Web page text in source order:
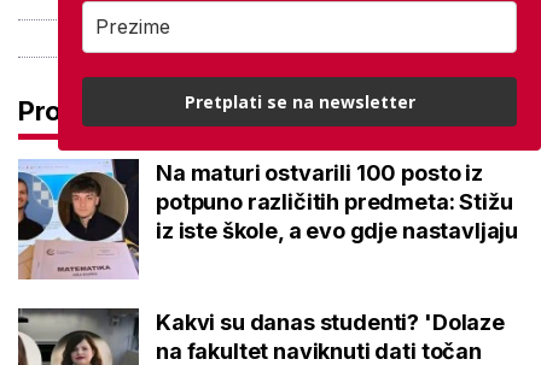
Pročitaj još
Na maturi ostvarili 100 posto iz
potpuno različitih predmeta: Stižu
iz iste škole, a evo gdje nastavljaju
Kakvi su danas studenti? 'Dolaze
na fakultet naviknuti dati točan
Pretplati se na newsletter